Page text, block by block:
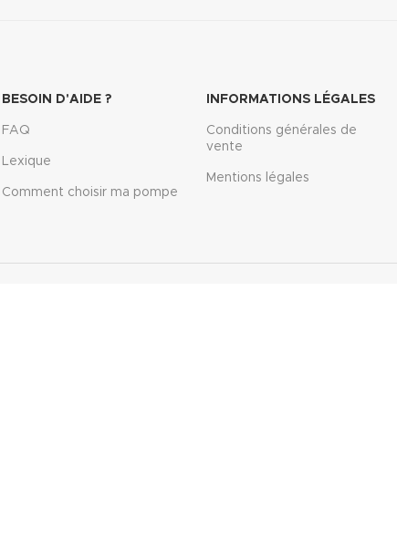
BESOIN D'AIDE ?
FAQ
Lexique
Comment choisir ma pompe
INFORMATIONS LÉGALES
Conditions générales de
vente
Mentions légales